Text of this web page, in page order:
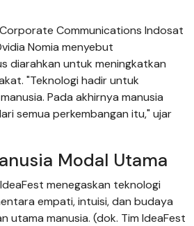
Communications Indosat
Nomia menyebut
diarahkan untuk meningkatkan
"Teknologi hadir untuk
Pada akhirnya manusia
semua perkembangan itu," ujar
Modal Utama
menegaskan teknologi
empati, intuisi, dan budaya
utama manusia. (dok. Tim IdeaFest